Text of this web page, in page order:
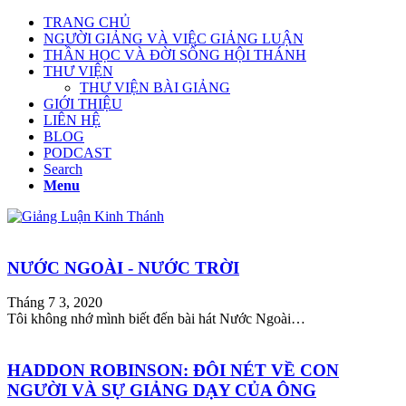
TRANG CHỦ
NGƯỜI GIẢNG VÀ VIỆC GIẢNG LUẬN
THẦN HỌC VÀ ĐỜI SỐNG HỘI THÁNH
THƯ VIỆN
THƯ VIỆN BÀI GIẢNG
GIỚI THIỆU
LIÊN HỆ
BLOG
PODCAST
Search
Menu
NƯỚC NGOÀI - NƯỚC TRỜI
Tháng 7 3, 2020
Tôi không nhớ mình biết đến bài hát Nước Ngoài…
HADDON ROBINSON: ĐÔI NÉT VỀ CON
NGƯỜI VÀ SỰ GIẢNG DẠY CỦA ÔNG